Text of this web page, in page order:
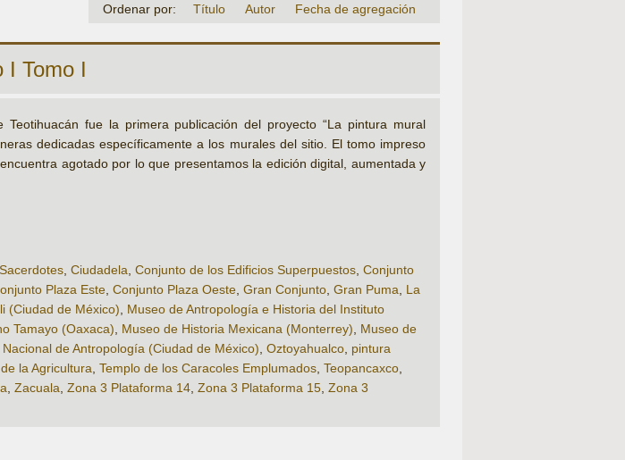
Ordenar por: Título Autor Fecha de agregación
I Tomo I
fue la primera publicación del proyecto “La pintura mural
dedicadas específicamente a los murales del sitio. El tomo impreso
agotado por lo que presentamos la edición digital, aumentada y
, Ciudadela, Conjunto de los Edificios Superpuestos, Conjunto
Plaza Este, Conjunto Plaza Oeste, Gran Conjunto, Gran Puma, La
(Ciudad de México), Museo de Antropología e Historia del Instituto
Tamayo (Oaxaca), Museo de Historia Mexicana (Monterrey), Museo de
Nacional de Antropología (Ciudad de México), Oztoyahualco, pintura
la Agricultura, Templo de los Caracoles Emplumados, Teopancaxco,
, Zacuala, Zona 3 Plataforma 14, Zona 3 Plataforma 15, Zona 3